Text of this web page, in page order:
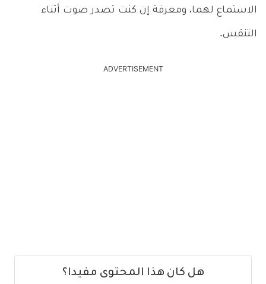
الاستماع لهما، ومعرفة إن كنت تصدر صوت أثناء
التنقس.
ADVERTISEMENT
هل كان هذا المحتوى مفيدا؟